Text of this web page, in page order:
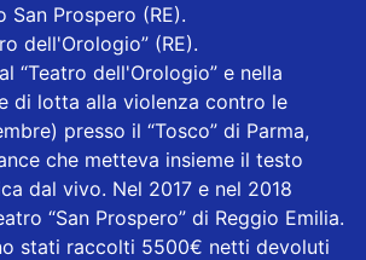
San Prospero (RE).
dell'Orologio” (RE).
“Teatro dell'Orologio” e nella
di lotta alla violenza contro le
presso il “Tosco” di Parma,
che metteva insieme il testo
dal vivo. Nel 2017 e nel 2018
“San Prospero” di Reggio Emilia.
stati raccolti 5500€ netti devoluti